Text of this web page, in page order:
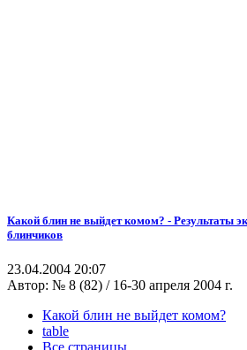
Какой блин не выйдет комом? - Результаты
блинчиков
23.04.2004 20:07
Автор: № 8 (82) / 16-30 апреля 2004 г.
Какой блин не выйдет комом?
table